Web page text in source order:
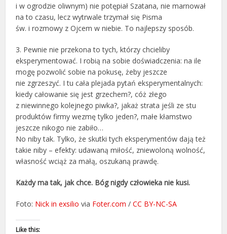
i w ogrodzie oliwnym) nie potępiał Szatana, nie marnował
na to czasu, lecz wytrwale trzymał się Pisma
św. i rozmowy z Ojcem w niebie. To najlepszy sposób.
3. Pewnie nie przekona to tych, którzy chcieliby
eksperymentować. I robią na sobie doświadczenia: na ile
mogę pozwolić sobie na pokusę, żeby jeszcze
nie zgrzeszyć. I tu cała plejada pytań eksperymentalnych:
kiedy całowanie się jest grzechem?, cóż złego
z niewinnego kolejnego piwka?, jakaż strata jeśli ze stu
produktów firmy wezmę tylko jeden?, małe kłamstwo
jeszcze nikogo nie zabiło…
No niby tak. Tylko, że skutki tych eksperymentów dają też
takie niby – efekty: udawaną miłość, zniewoloną wolność,
własność wciąż za małą, oszukaną prawdę.
Każdy ma tak, jak chce. Bóg nigdy człowieka nie kusi.
Foto: Nick in exsilio via Foter.com /CC BY-NC-SA
Like this: